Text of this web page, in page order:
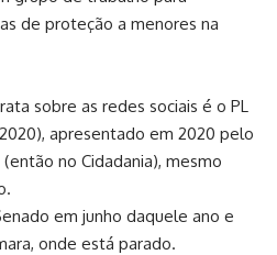
de proteção a menores na
sobre as redes sociais é o PL
apresentado em 2020 pelo
no Cidadania), mesmo
em junho daquele ano e
onde está parado.